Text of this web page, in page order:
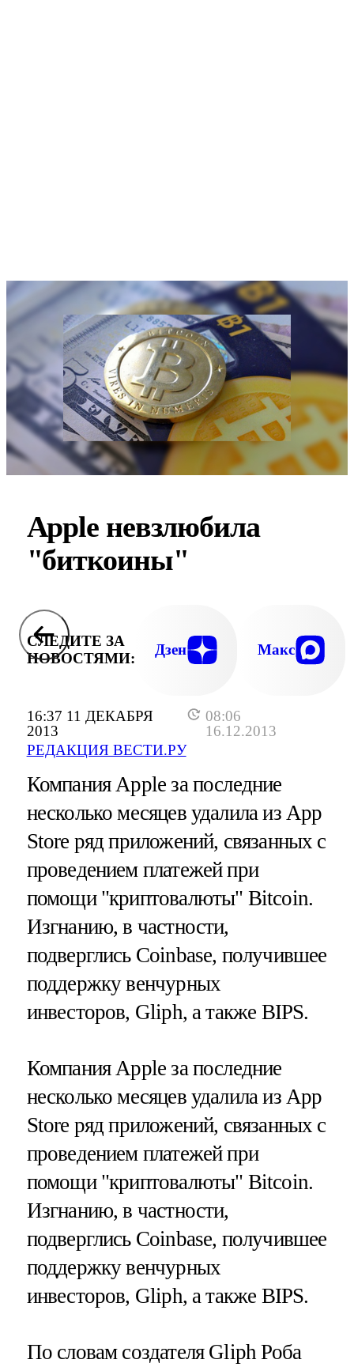
16:37 11 ДЕКАБРЯ
2013
08:06
16.12.2013
РЕДАКЦИЯ ВЕСТИ.РУ
Apple невзлюбила
"биткоины"
СЛЕДИТЕ ЗА
НОВОСТЯМИ:
Дзен Макс
Компания Apple за последние
несколько месяцев удалила из App
Store ряд приложений, связанных c
проведением платежей при
помощи "криптовалюты" Bitcoin.
Изгнанию, в частности,
подверглись Coinbase, получившее
поддержку венчурных
инвесторов, Gliph, а также BIPS.
Компания Apple за последние
несколько месяцев удалила из App
Store ряд приложений, связанных c
проведением платежей при
помощи "криптовалюты" Bitcoin.
Изгнанию, в частности,
подверглись Coinbase, получившее
поддержку венчурных
инвесторов, Gliph, а также BIPS.
По словам создателя Gliph Роба